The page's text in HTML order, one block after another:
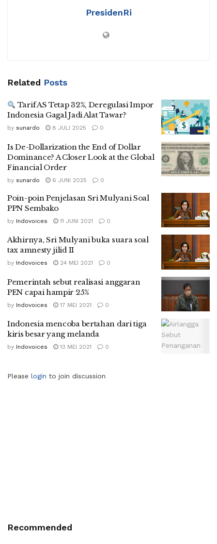
PresidenRi
Related Posts
Tarif AS Tetap 32%, Deregulasi Impor
Indonesia Gagal Jadi Alat Tawar?
by sunardo 8 JULI 2025 0
Is De-Dollarization the End of Dollar
Dominance? A Closer Look at the Global
Financial Order
by sunardo 6 JUNI 2025 0
Poin-poin Penjelasan Sri Mulyani Soal
PPN Sembako
by Indovoices 11 JUNI 2021 0
Akhirnya, Sri Mulyani buka suara soal
tax amnesty jilid II
by Indovoices 24 MEI 2021 0
Pemerintah sebut realisasi anggaran
PEN capai hampir 25%
by Indovoices 17 MEI 2021 0
Indonesia mencoba bertahan dari tiga
kiris besar yang melanda
by Indovoices 13 MEI 2021 0
Please login to join discussion
Recommended